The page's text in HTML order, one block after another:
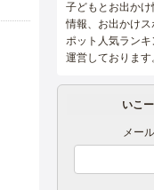
子どもとお出か
情報、お出かけ
ポット人気ラン
運営しております
いこ
メー